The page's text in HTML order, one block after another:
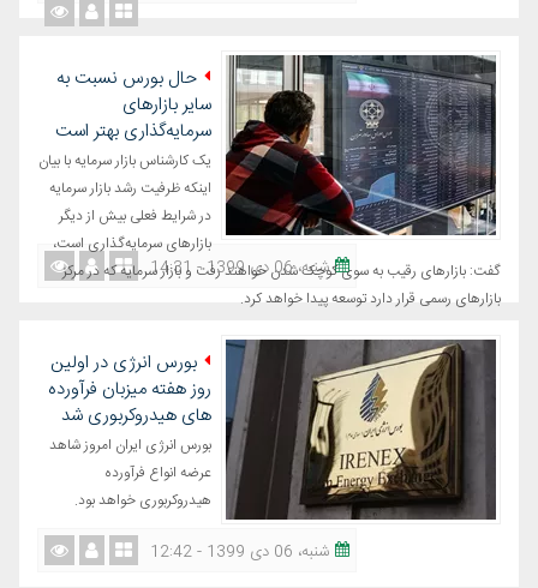
حال بورس نسبت به
سایر بازارهای
سرمایه‌گذاری بهتر است
یک کارشناس بازار سرمایه با بیان
اینکه ظرفیت رشد بازار سرمایه
در شرایط فعلی بیش از دیگر
بازارهای سرمایه‌گذاری است،
گفت: بازارهای رقیب به سوی کوچک شدن خواهند رفت و بازار سرمایه که در مرکز
بازارهای رسمی قرار دارد توسعه پیدا خواهد کرد.
شنبه، 06 دی 1399 - 14:31
بورس انرژی در اولین
روز هفته میزبان فرآورده
های هیدروکربوری شد
بورس انرژی ایران امروز شاهد
عرضه انواع فرآورده
هیدروکربوری خواهد بود.
شنبه، 06 دی 1399 - 12:42